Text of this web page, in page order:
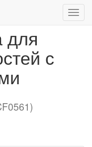
с ангелами
для
с